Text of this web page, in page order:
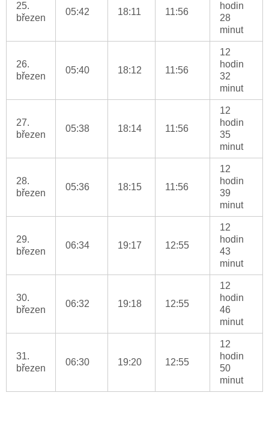
25.
březen
05:42 18:11 11:56
hodin
28
minut
26.
březen
05:40 18:12 11:56
12
hodin
32
minut
27.
březen
05:38 18:14 11:56
12
hodin
35
minut
28.
březen
05:36 18:15 11:56
12
hodin
39
minut
29.
březen
06:34 19:17 12:55
12
hodin
43
minut
30.
březen
06:32 19:18 12:55
12
hodin
46
minut
31.
březen
06:30 19:20 12:55
12
hodin
50
minut